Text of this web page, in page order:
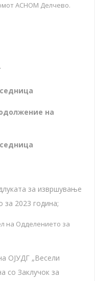
АСНОМ Делчево.
на
за извршување
2023 година;
на Одделението за
ОЈУДГ „Весели
со Заклучок за